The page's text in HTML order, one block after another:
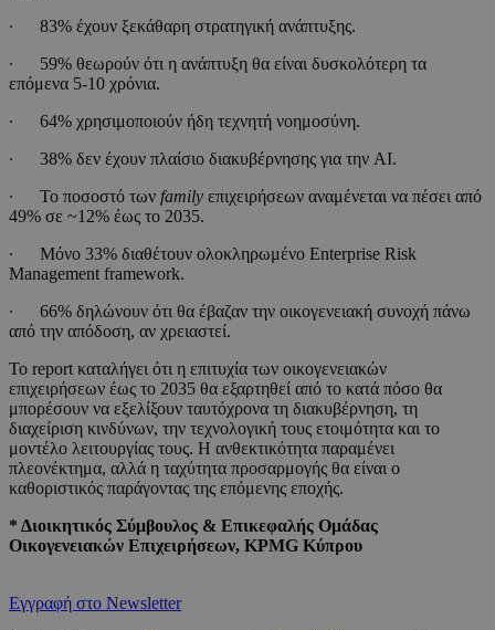
∙ 83% έχουν ξεκάθαρη στρατηγική ανάπτυξης.
∙ 59% θεωρούν ότι η ανάπτυξη θα είναι δυσκολότερη τα
επόμενα 5-10 χρόνια.
∙ 64% χρησιμοποιούν ήδη τεχνητή νοημοσύνη.
∙ 38% δεν έχουν πλαίσιο διακυβέρνησης για την AI.
∙ Το ποσοστό των family επιχειρήσεων αναμένεται να πέσει από
49% σε ~12% έως το 2035.
∙ Μόνο 33% διαθέτουν ολοκληρωμένο Enterprise Risk
Management framework.
∙ 66% δηλώνουν ότι θα έβαζαν την οικογενειακή συνοχή πάνω
από την απόδοση, αν χρειαστεί.
Το report καταλήγει ότι η επιτυχία των οικογενειακών
επιχειρήσεων έως το 2035 θα εξαρτηθεί από το κατά πόσο θα
μπορέσουν να εξελίξουν ταυτόχρονα τη διακυβέρνηση, τη
διαχείριση κινδύνων, την τεχνολογική τους ετοιμότητα και το
μοντέλο λειτουργίας τους. Η ανθεκτικότητα παραμένει
πλεονέκτημα, αλλά η ταχύτητα προσαρμογής θα είναι ο
καθοριστικός παράγοντας της επόμενης εποχής.
* Διοικητικός Σύμβουλος & Επικεφαλής Ομάδας
Οικογενειακών Επιχειρήσεων, KPMG Κύπρου
Εγγραφή στο Newsletter